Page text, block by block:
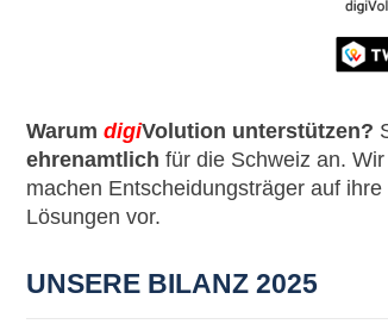
Warum digiVolution unterstützen?
ehrenamtlich für die Schweiz an.
machen Entscheidungsträger auf
Lösungen vor.
UNSERE BILANZ 2025